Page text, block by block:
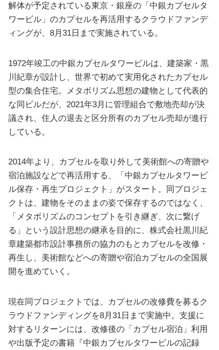
解体が予定されている東京・銀座の「中銀カプセルタ
ワービル」のカプセルを再活用するクラウドファンデ
ィングが、8月31日まで実施されている。
1972年竣工の中銀カプセルタワービルは、建築家・黒
川紀章が設計し、世界で初めて実用化されたカプセル
型の集合住宅。メタボリズム思想の建物として代表的
な同ビルだが、2021年3月に管理組合で敷地売却が決
議され、住人の退去と区分所有のカプセル売却が進行
している。
2014年より、カプセルを取り外して美術館への寄贈や
宿泊施設などで再活用する、「中銀カプセルタワービ
ル保存・再生プロジェクト」がスタート。同プロジェ
クトは、建物をそのままの姿で保存するのではなく、
「メタボリズムのコンセプトを引き継ぎ、次に繋げ
る」という設計思想の継承を目的に、株式会社黒川紀
章建築都市設計事務所の協力のもとカプセルを改修・
再生し、美術館などへの寄贈や宿泊カプセルの全国展
開を進めていく。
現在同プロジェクトでは、カプセルの改修費を募るク
ラウドファンディングを8月31日まで実施中。支援に
対するリターンには、改修後の「カプセル宿泊」利用
や出版予定の書籍『中銀カプセルタワービルの記録